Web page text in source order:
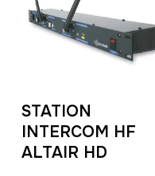
STATION
INTERCOM HF
ALTAIR HD